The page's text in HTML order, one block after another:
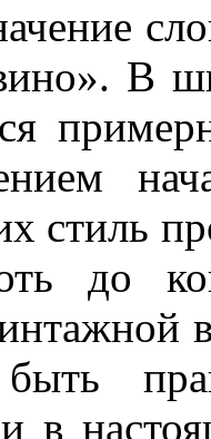
В
стиль
до
в